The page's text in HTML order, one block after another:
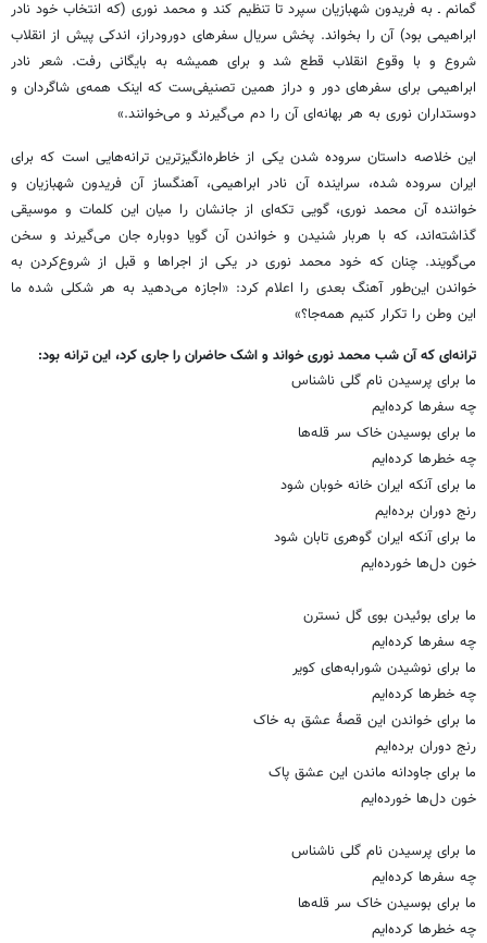
گمانم ـ به فریدون شهبازیان سپرد تا تنظیم کند و محمد نوری (که انتخاب خود نادر
ابراهیمی‌ بود) آن را بخواند. پخش سریال سفرهای دورودراز، اندکی پیش از انقلاب
شروع و با وقوع انقلاب قطع شد و برای همیشه به بایگانی رفت. شعر نادر
ابراهیمی‌ برای سفرهای دور و دراز همین تصنیفی‌ست که‌ اینک همه‌ی شاگردان و
دوستداران نوری به هر بهانه‌ای آن را دم می‌گیرند و می‌خوانند.»
این خلاصه داستان سروده شدن یکی از خاطره‌انگیزترین ترانه‌هایی است که برای
ایران سروده شده، سراینده آن نادر ابراهیمی، آهنگساز آن فریدون شهبازیان و
خواننده آن محمد نوری، گویی تکه‌ای از جانشان را میان این کلمات و موسیقی
گذاشته‌اند، که با هربار شنیدن و خواندن آن گویا دوباره جان می‌گیرند و سخن
می‌گویند. چنان که خود محمد نوری در یکی از اجراها و قبل از شروع‌کردن به
خواندن این‌طور آهنگ بعدی را اعلام کرد: «اجازه می‌دهید به هر شکلی شده ما
این وطن را تکرار کنیم همه‌جا؟»
ترانه‌ای که آن شب محمد نوری خواند و اشک حاضران را جاری کرد، این ترانه بود:
ما برای پرسیدن نام گلی ناشناس
چه سفرها کرده‌ایم
ما برای بوسیدن خاک سر قله‌ها
چه خطرها کرده‌ایم
ما برای آنکه ایران خانه خوبان شود
رنج دوران برده‌ایم
ما برای آنکه ایران گوهری تابان شود
خون دل‌ها خورده‌ایم
ما برای بوئیدن بوی گل نسترن
چه سفرها کرده‌ایم
ما برای نوشیدن شورابه‌های کویر
چه خطرها کرده‌ایم
ما برای خواندن این قصۀ عشق به خاک
رنج دوران برده‌ایم
ما برای جاودانه ماندن این عشق پاک
خون دل‌ها خورده‌ایم
ما برای پرسیدن نام گلی ناشناس
چه سفرها کرده‌ایم
ما برای بوسیدن خاک سر قله‌ها
چه خطرها کرده‌ایم